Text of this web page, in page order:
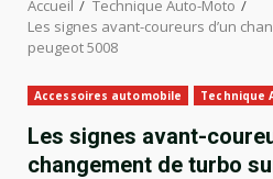
Accueil
Technique Auto-Moto
Les signes avant-coureurs d’un
peugeot 5008
Accessoires automobile Technique
Les signes avant-
changement de turbo